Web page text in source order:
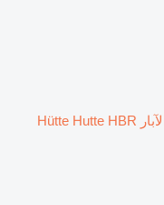
وحدة حفر الآبار Hütte Hutte HBR